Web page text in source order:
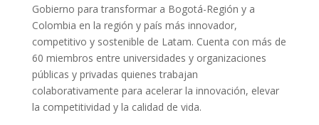
Gobierno para transformar a Bogotá-Región y a
Colombia en la región y país más innovador,
competitivo y sostenible de Latam. Cuenta con más de
60 miembros entre universidades y organizaciones
públicas y privadas quienes trabajan
colaborativamente para acelerar la innovación, elevar
la competitividad y la calidad de vida.